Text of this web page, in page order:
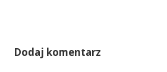
a
Dodaj komentarz